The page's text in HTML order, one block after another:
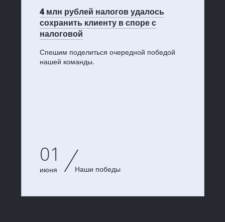
4 млн рублей налогов удалось
сохранить клиенту в споре с
налоговой
Спешим поделиться очередной победой
нашей команды.
01
июня Наши победы